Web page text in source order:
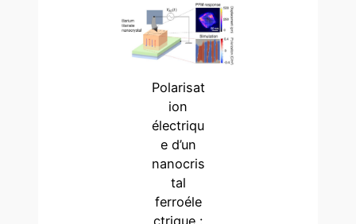
Polarisat
ion
électriqu
e d’un
nanocris
tal
ferroéle